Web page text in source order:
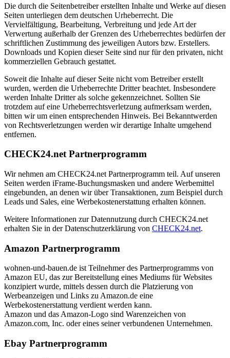
Die durch die Seitenbetreiber erstellten Inhalte und Werke auf diesen
Seiten unterliegen dem deutschen Urheberrecht. Die
Vervielfältigung, Bearbeitung, Verbreitung und jede Art der
Verwertung außerhalb der Grenzen des Urheberrechtes bedürfen der
schriftlichen Zustimmung des jeweiligen Autors bzw. Erstellers.
Downloads und Kopien dieser Seite sind nur für den privaten, nicht
kommerziellen Gebrauch gestattet.
Soweit die Inhalte auf dieser Seite nicht vom Betreiber erstellt
wurden, werden die Urheberrechte Dritter beachtet. Insbesondere
werden Inhalte Dritter als solche gekennzeichnet. Sollten Sie
trotzdem auf eine Urheberrechtsverletzung aufmerksam werden,
bitten wir um einen entsprechenden Hinweis. Bei Bekanntwerden
von Rechtsverletzungen werden wir derartige Inhalte umgehend
entfernen.
CHECK24.net Partnerprogramm
Wir nehmen am CHECK24.net Partnerprogramm teil. Auf unseren
Seiten werden iFrame-Buchungsmasken und andere Werbemittel
eingebunden, an denen wir über Transaktionen, zum Beispiel durch
Leads und Sales, eine Werbekostenerstattung erhalten können.
Weitere Informationen zur Datennutzung durch CHECK24.net
erhalten Sie in der Datenschutzerklärung von CHECK24.net.
Amazon Partnerprogramm
wohnen-und-bauen.de ist Teilnehmer des Partnerprogramms von
Amazon EU, das zur Bereitstellung eines Mediums für Websites
konzipiert wurde, mittels dessen durch die Platzierung von
Werbeanzeigen und Links zu Amazon.de eine
Werbekostenerstattung verdient werden kann.
Amazon und das Amazon-Logo sind Warenzeichen von
Amazon.com, Inc. oder eines seiner verbundenen Unternehmen.
Ebay Partnerprogramm